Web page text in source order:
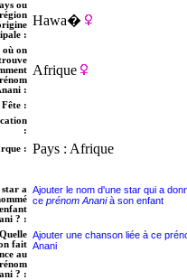
ou
région
:
Hawa�
où on
:
Afrique
Fête :
:
:
Pays : Afrique
star a
? :
Ajouter le nom d'une star qui a
ce prénom Ananià son enfant
Quelle
fait
au
? :
Ajouter une chanson liée à ce
Anani